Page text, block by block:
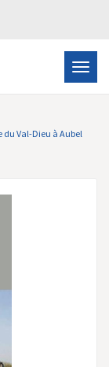
la
du Val-Dieu à Aubel